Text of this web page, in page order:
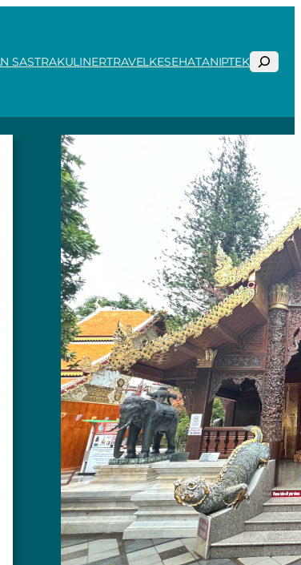
SASTRAKULINERTRAVELKESEHATANIPTEKSearch